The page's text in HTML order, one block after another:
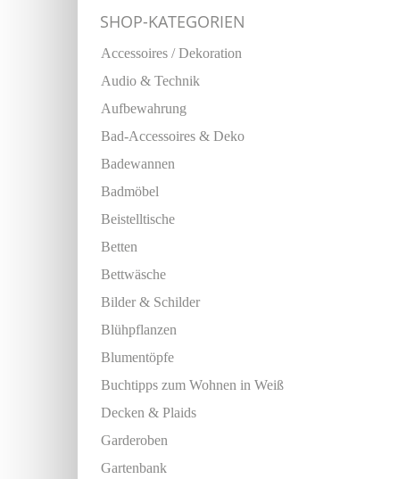
SHOP-KATEGORIEN
Accessoires / Dekoration
Audio & Technik
Aufbewahrung
Bad-Accessoires & Deko
Badewannen
Badmöbel
Beistelltische
Betten
Bettwäsche
Bilder & Schilder
Blühpflanzen
Blumentöpfe
Buchtipps zum Wohnen in Weiß
Decken & Plaids
Garderoben
Gartenbank